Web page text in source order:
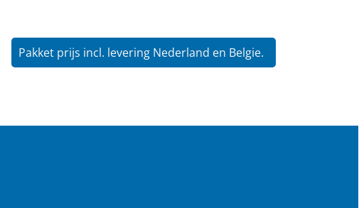
Pakket prijs incl. levering Nederland en Belgie.